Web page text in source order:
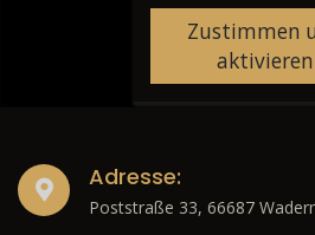
Zustimmen
aktivieren
Adresse:
Poststraße 33, 66687